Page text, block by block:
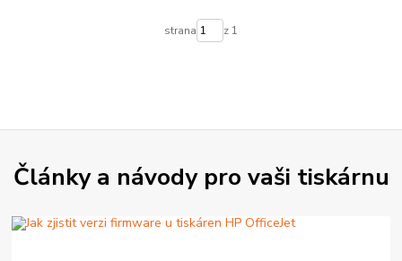
strana z 1
Články a návody pro vaši tiskárnu